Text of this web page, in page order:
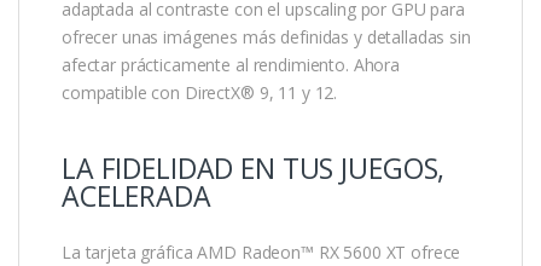
adaptada al contraste con el upscaling por GPU para
ofrecer unas imágenes más definidas y detalladas sin
afectar prácticamente al rendimiento. Ahora
compatible con DirectX® 9, 11 y 12.
LA FIDELIDAD EN TUS JUEGOS,
ACELERADA
La tarjeta gráfica AMD Radeon™ RX 5600 XT ofrece